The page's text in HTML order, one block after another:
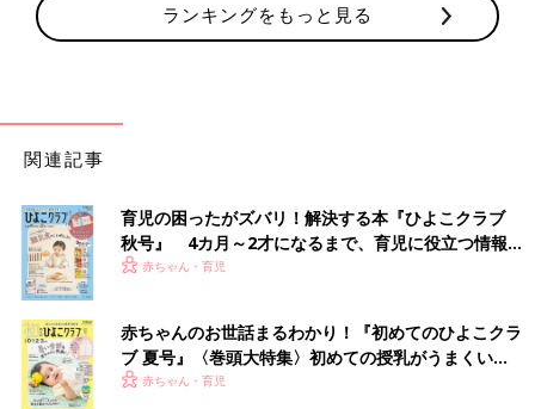
ランキングをもっと見る
関連記事
育児の困ったがズバリ！解決する本『ひよこクラブ
秋号』 4カ月～2才になるまで、育児に役立つ情報が
いっぱい！
赤ちゃん・育児
赤ちゃんのお世話まるわかり！『初めてのひよこクラ
ブ 夏号』〈巻頭大特集〉初めての授乳がうまくい
く！ おっぱい・ミルクの基本と夏のトラブル 解決テ
赤ちゃん・育児